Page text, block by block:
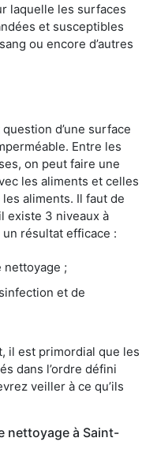
laquelle les surfaces
et susceptibles
ou encore d’autres
d’une surface
Entre les
on peut faire une
les aliments et celles
aliments. Il faut de
existe 3 niveaux à
résultat efficace :
nettoyage ;
et de
il est primordial que les
dans l’ordre défini
veiller à ce qu’ils
nettoyage à Saint-